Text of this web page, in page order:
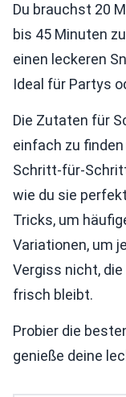
Du brauchst 20
bis 45 Minuten
einen leckeren
Ideal für Partys
Die Zutaten für
einfach zu
Schritt-für-
wie du sie
Tricks, um
Variationen, um
Vergiss nicht,
frisch bleibt.
Probier die
genieße deine